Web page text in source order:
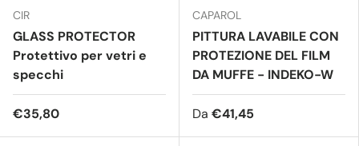
CIR
GLASS PROTECTOR
Protettivo per vetri e
specchi
€35,80
CAPAROL
PITTURA LAVABILE CON
PROTEZIONE DEL FILM
DA MUFFE - INDEKO-W
Da €41,45